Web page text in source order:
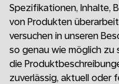
Spezifikationen, Inhalte,
von Produkten
versuchen in unseren
so genau wie möglich zu
die
zuverlässig, aktuell oder